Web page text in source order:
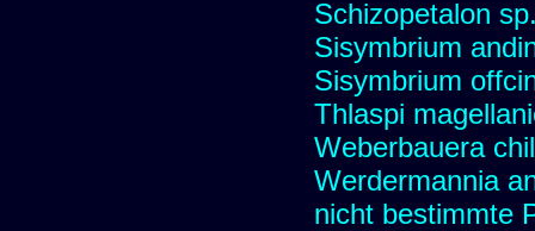
Schizopetalon
Sisymbrium
Sisymbrium
Thlaspi
Weberbauera
Werdermannia
nicht bestimmte